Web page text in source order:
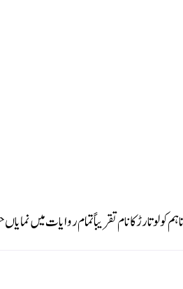
کولو تارڑ کا نام تقریباً تمام روایات میں